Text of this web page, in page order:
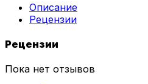
Описание
Рецензии
Рецензии
Пока нет отзывов